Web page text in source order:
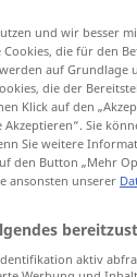
und wir besser
die für den
auf Grundlage
die der
Klick auf den
Sie
Sie weitere
den Button „Mehr
ansonsten unserer
aktiv